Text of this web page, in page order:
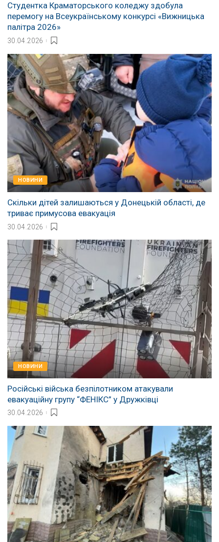
Студентка Краматорського коледжу здобула
перемогу на Всеукраїнському конкурсі «Вижницька
палітра 2026»
30.04.2026
НОВИНИ
Скільки дітей залишаються у Донецькій області, де
триває примусова евакуація
30.04.2026
НОВИНИ
Російські війська безпілотником атакували
евакуаційну групу “ФЕНІКС” у Дружківці
30.04.2026